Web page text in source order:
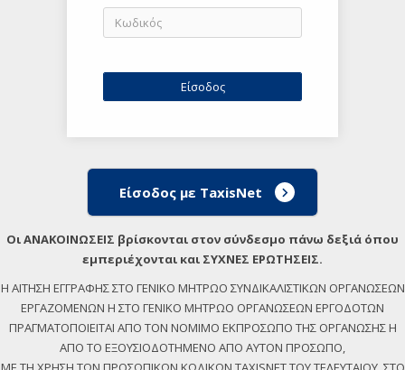
Είσοδος με TaxisNet
Οι ΑΝΑΚΟΙΝΩΣΕΙΣ βρίσκονται στον σύνδεσμο πάνω δεξιά όπου
εμπεριέχονται και ΣΥΧΝΕΣ ΕΡΩΤΗΣΕΙΣ.
Η ΑΙΤΗΣΗ ΕΓΓΡΑΦΗΣ ΣΤΟ ΓΕΝΙΚΟ ΜΗΤΡΩΟ ΣΥΝΔΙΚΑΛΙΣΤΙΚΩΝ ΟΡΓΑΝΩΣΕΩΝ
ΕΡΓΑΖΟΜΕΝΩΝ Η ΣΤΟ ΓΕΝΙΚΟ ΜΗΤΡΩΟ ΟΡΓΑΝΩΣΕΩΝ ΕΡΓΟΔΟΤΩΝ
ΠΡΑΓΜΑΤΟΠΟΙΕΙΤΑΙ ΑΠΟ ΤΟΝ ΝΟΜΙΜΟ ΕΚΠΡΟΣΩΠΟ ΤΗΣ ΟΡΓΑΝΩΣΗΣ Η
ΑΠΟ ΤΟ ΕΞΟΥΣΙΟΔΟΤΗΜΕΝΟ ΑΠΟ ΑΥΤΟΝ ΠΡΟΣΩΠΟ,